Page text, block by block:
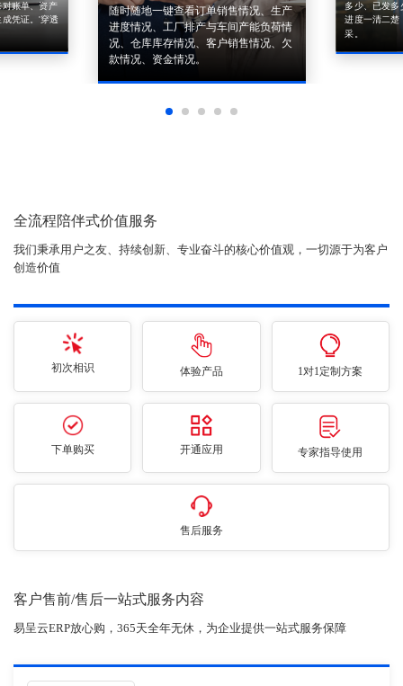
账单、资产
凭证。'穿透
随时随地一键查看订单销售情况、生产
进度情况、工厂排产与车间产能负荷情
况、仓库库存情况、客户销售情况、欠
款情况、资金情况。
多少、已发多
进度一清二楚
采。
全流程陪伴式价值服务
我们秉承用户之友、持续创新、专业奋斗的核心价值观，一切源于为客户
创造价值
初次相识 体验产品 1对1定制方案
下单购买 开通应用 专家指导使用
售后服务
客户售前/售后一站式服务内容
易呈云ERP放心购，365天全年无休，为企业提供一站式服务保障